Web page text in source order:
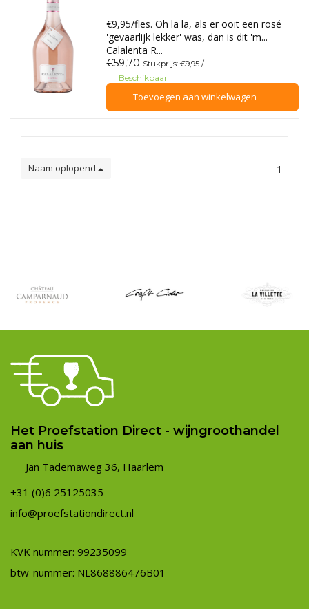
€9,95/fles. Oh la la, als er ooit een rosé
'gevaarlijk lekker' was, dan is dit 'm...
Calalenta R...
€59,70 Stukprijs: €9,95 /
Beschikbaar
Toevoegen aan winkelwagen
Naam oplopend 1
Het Proefstation Direct - wijngroothandel
aan huis
Jan Tademaweg 36, Haarlem
+31 (0)6 25125035
info@proefstationdirect.nl
KVK nummer: 99235099
btw-nummer: NL868886476B01